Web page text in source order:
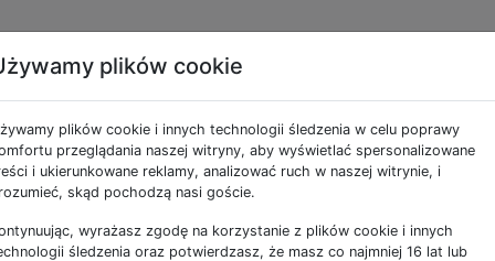
użytkownika z listy
w Chrome
X?
plików cookie
plików cookie i innych technologii śledzenia w celu poprawy
przeglądania naszej witryny, aby wyświetlać spersonalizowane
i ukierunkowane reklamy, analizować ruch w naszej witrynie, i
skąd pochodzą nasi goście.
wyrażasz zgodę na korzystanie z plików cookie i innych
śledzenia oraz potwierdzasz, że masz co najmniej 16 lat lub